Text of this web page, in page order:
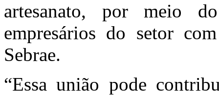
artesanato, por meio
empresários do setor
Sebrae.
“Essa união pode